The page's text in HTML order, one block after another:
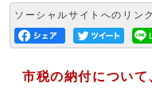
ソーシャルサイトへのリン
市税の納付について